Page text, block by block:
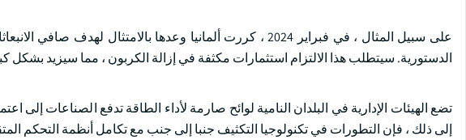
الدستورية. سيتطلب هذا الالتزام استثمارات مكثفة في إزالة الكربون ، مما سيزيد بشكل
تضع الهيئات الإدارية في البلدان النامية لوائح صارمة لأداء الطاقة تدفع الصناعات إلى
إلى ذلك ، فإن التطورات في تكنولوجيا التكثيف جنبا إلى جنب مع تكامل أنظمة التحكم